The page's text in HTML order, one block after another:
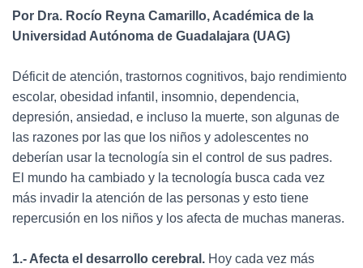
Por Dra. Rocío Reyna Camarillo, Académica de la
Universidad Autónoma de Guadalajara (UAG)
Déficit de atención, trastornos cognitivos, bajo rendimiento
escolar, obesidad infantil, insomnio, dependencia,
depresión, ansiedad, e incluso la muerte, son algunas de
las razones por las que los niños y adolescentes no
deberían usar la tecnología sin el control de sus padres.
El mundo ha cambiado y la tecnología busca cada vez
más invadir la atención de las personas y esto tiene
repercusión en los niños y los afecta de muchas maneras.
1.- Afecta el desarrollo cerebral. Hoy cada vez más